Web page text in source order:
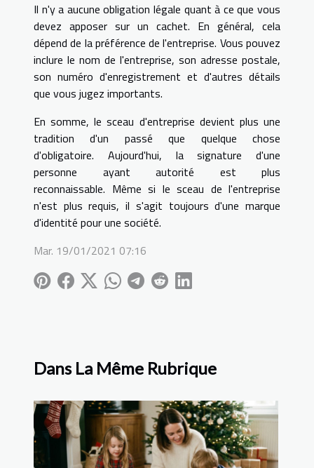
Il n'y a aucune obligation légale quant à ce que vous
devez apposer sur un cachet. En général, cela
dépend de la préférence de l'entreprise. Vous pouvez
inclure le nom de l'entreprise, son adresse postale,
son numéro d'enregistrement et d'autres détails
que vous jugez importants.
En somme, le sceau d'entreprise devient plus une
tradition d'un passé que quelque chose
d'obligatoire. Aujourd'hui, la signature d'une
personne ayant autorité est plus
reconnaissable. Même si le sceau de l'entreprise
n'est plus requis, il s'agit toujours d'une marque
d'identité pour une société.
Mar. 19/01/2021 07:16
Dans La Même Rubrique